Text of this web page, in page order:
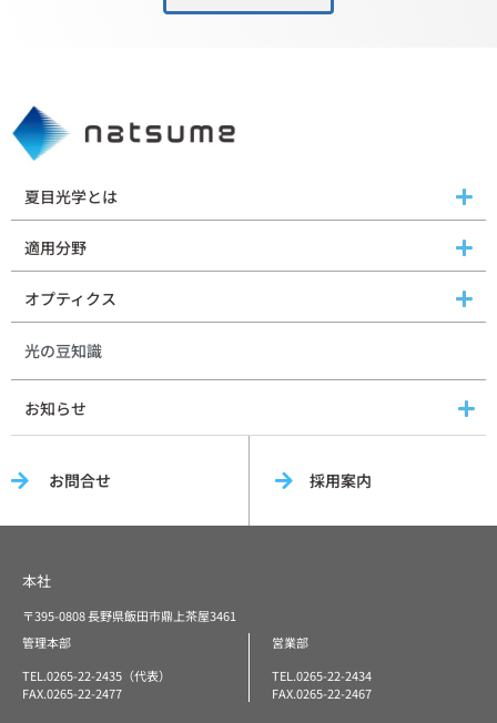
夏目光学とは
適用分野
オプティクス
光の豆知識
お知らせ
お問合せ 採用案内
本社
〒395-0808 長野県飯田市鼎上茶屋3461
管理本部
TEL.0265-22-2435（代表）
FAX.0265-22-2477
営業部
TEL.0265-22-2434
FAX.0265-22-2467